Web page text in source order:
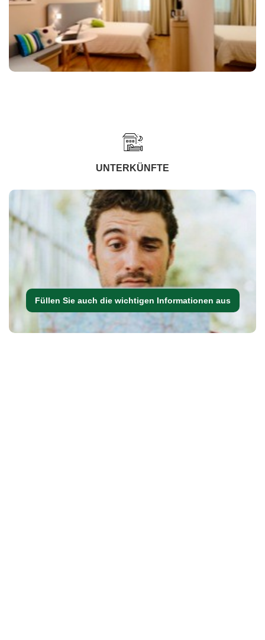
UNTERKÜNFTE
Füllen Sie auch die wichtigen Informationen aus